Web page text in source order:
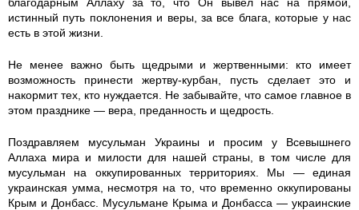
a
_
u
s
истинный путь поклонения и веры, за все блага, которые у нас
есть в этой жизни.
Не менее важно быть щедрыми и жертвенными: кто имеет
возможность принести жертву-курбан, пусть сделает это и
накормит тех, кто нуждается. Не забывайте, что самое главное в
этом празднике — вера, преданность и щедрость.
Поздравляем мусульман Украины и просим у Всевышнего
Аллаха мира и милости для нашей страны, в том числе для
мусульман на оккупированных территориях. Мы — единая
украинская умма, несмотря на то, что временно оккупированы
Крым и Донбасс. Мусульмане Крыма и Донбасса — украинские